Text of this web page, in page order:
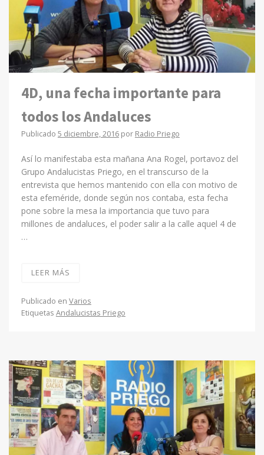
4D, una fecha importante para
todos los Andaluces
Publicado 5 diciembre, 2016por Radio Priego
Así lo manifestaba esta mañana Ana Rogel, portavoz del
Grupo Andalucistas Priego, en el transcurso de la
entrevista que hemos mantenido con ella con motivo de
esta efeméride, donde según nos contaba, esta fecha
pone sobre la mesa la importancia que tuvo para
millones de andaluces, el poder salir a la calle aquel 4 de
…
LEER MÁS
Publicado en Varios
Etiquetas Andalucistas Priego